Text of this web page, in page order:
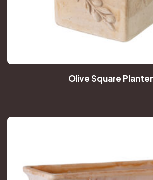
Olive Square Planter